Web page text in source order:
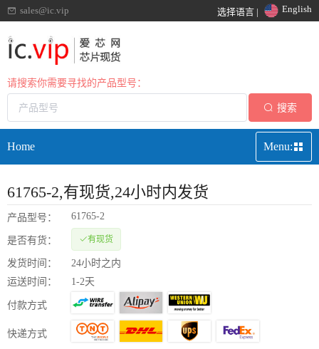
sales@ic.vip 选择语言 | English
请搜索你需要寻找的产品型号：
搜索
Home Menu:
61765-2,有现货,24小时内发货
产品型号： 61765-2
是否有货： 有现货
发货时间：
24小时之内
运送时间：
1-2天
付款方式
快递方式